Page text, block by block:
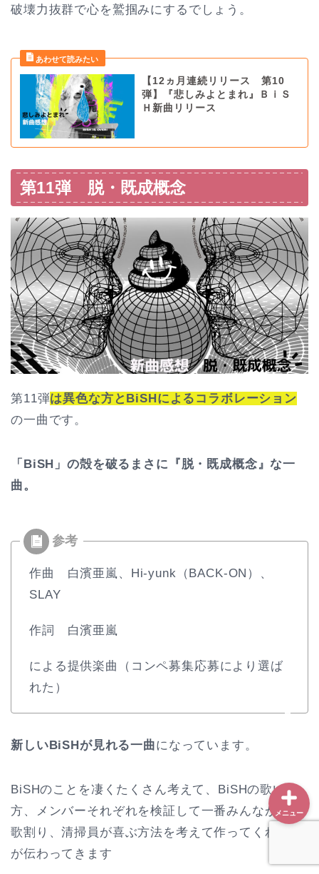
破壊力抜群で心を鷲掴みにするでしょう。
【12ヵ月連続リリース 第10
弾】『悲しみよとまれ』ＢｉＳ
Ｈ新曲リリース
第11弾 脱・既成概念
第11弾は異色な方とBiSHによるコラボレーション
の一曲です。
「BiSH」の殻を破るまさに『脱・既成概念』な一
曲。
作曲 白濱亜嵐、Hi-yunk（BACK-ON）、
SLAY
作詞 白濱亜嵐
による提供楽曲（コンペ募集応募により選ば
れた）
新しいBiSHが見れる一曲になっています。
BiSHのことを凄くたくさん考えて、BiSHの歌い
方、メンバーそれぞれを検証して一番みんなが輝く
歌割り、清掃員が喜ぶ方法を考えて作ってくれたの
が伝わってきます
メニュー